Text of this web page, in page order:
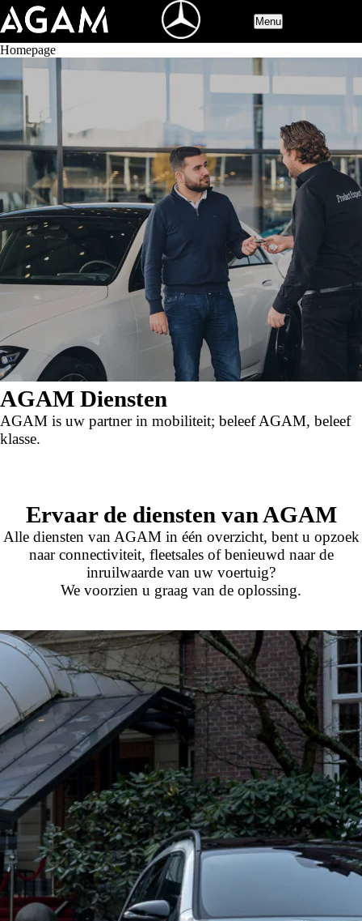
Menu
Homepage
AGAM Diensten
AGAM is uw partner in mobiliteit; beleef AGAM, beleef
klasse.
Ervaar de diensten van AGAM
Alle diensten van AGAM in één overzicht, bent u opzoek
naar connectiviteit, fleetsales of benieuwd naar de
inruilwaarde van uw voertuig?
We voorzien u graag van de oplossing.